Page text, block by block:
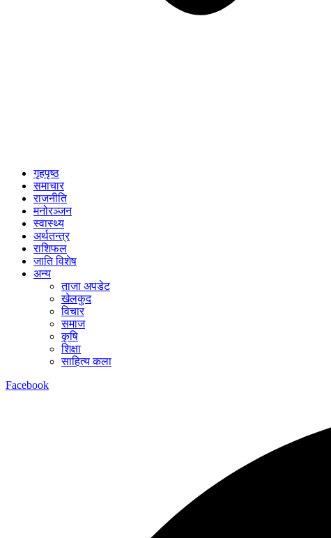
गृहपृष्ठ
समाचार
राजनीति
मनोरञ्जन
स्वास्थ्य
अर्थतन्त्र
राशिफल
जाति विशेष
अन्य
ताजा अपडेट
खेलकुद
विचार
समाज
कृषि
शिक्षा
साहित्य कला
Facebook